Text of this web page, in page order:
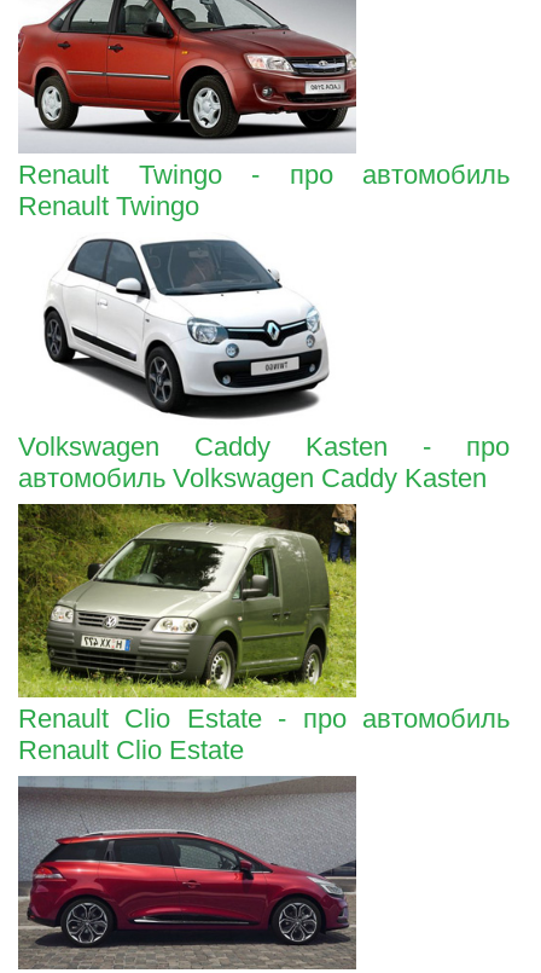
Renault Twingo - про автомобиль
Renault Twingo
Volkswagen Caddy Kasten - про
автомобиль Volkswagen Caddy Kasten
Renault Clio Estate - про автомобиль
Renault Clio Estate